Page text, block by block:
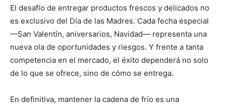
El desafío de entregar productos frescos y delicados no
es exclusivo del Día de las Madres. Cada fecha especial
—San Valentín, aniversarios, Navidad— representa una
nueva ola de oportunidades y riesgos. Y frente a tanta
competencia en el mercado, el éxito dependerá no solo
de lo que se ofrece, sino de cómo se entrega.
En definitiva, mantener la cadena de frío es una